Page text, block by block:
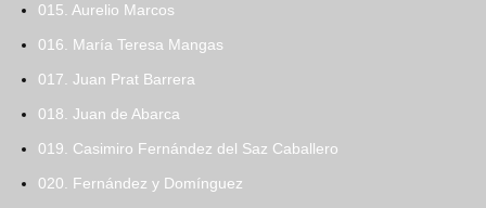
015. Aurelio Marcos
016. María Teresa Mangas
017. Juan Prat Barrera
018. Juan de Abarca
019. Casimiro Fernández del Saz Caballero
020. Fernández y Domínguez